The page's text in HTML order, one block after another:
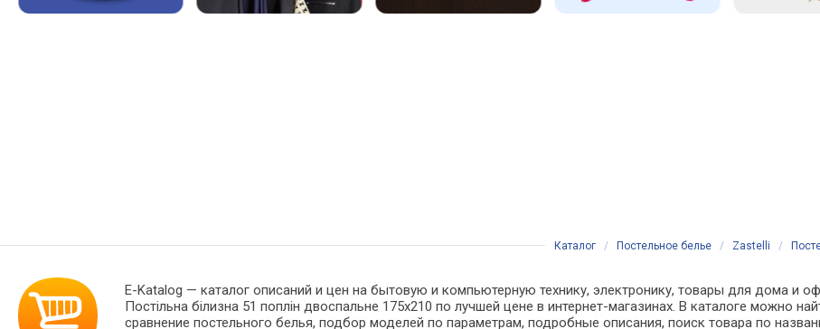
Каталог / Постельное белье / Zastelli /
E-Katalog — каталог описаний и цен на бытовую и компьютерную технику, электронику, товары для дома и
Постільна білизна 51 поплін двоспальне 175х210 по лучшей цене в интернет-магазинах. В каталоге
сравнение постельного белья, подбор моделей по параметрам, подробные описания, поиск товара по